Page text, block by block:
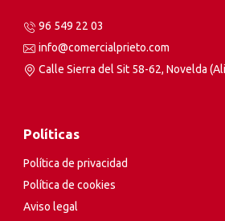
96 549 22 03
info@comercialprieto.com
Calle Sierra del Sit 58-62, Novelda
Políticas
Política de privacidad
Política de cookies
Aviso legal